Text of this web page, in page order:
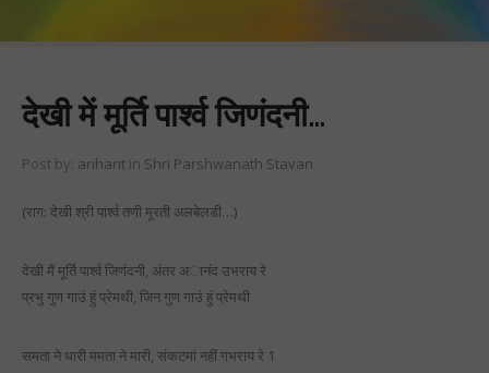
देखी में मूर्ति पार्श्व जिणंदनी…
Post by: arihant in Shri Parshwanath Stavan
(राग: देखी श्री पार्श्व तणी मूरती अलबेलडी…)
देखी मैं मूर्ति पार्श्व जिणंदनी, अंतर अानंद उभराय रे
प्रभु गुण गाउं हुं प्रेमथी, जिन गुण गाउं हुं प्रेमथी
समता ने धारी ममता ने मारी, संकटमां नहीं गभराय रे 1